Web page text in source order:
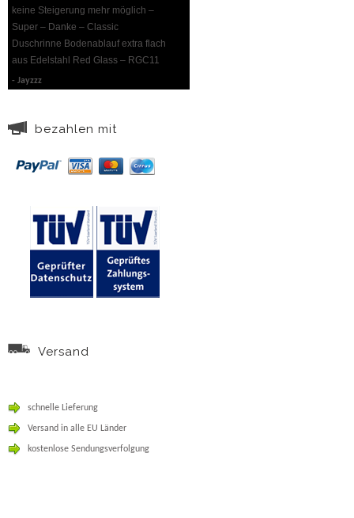
keine Steigerung mehr möglich –
Super – Danke – Classic
Duschrinne Bodenablauf extra flach
aus Edelstahl Red Glass – RGC11
Jayzzz
bezahlen mit
Versand
schnelle Lieferung
Versand in alle EU Länder
kostenlose Sendungsverfolgung